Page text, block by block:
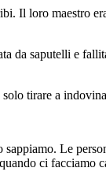
Il loro maestro
da saputelli e
tirare a
Le
ci facciamo